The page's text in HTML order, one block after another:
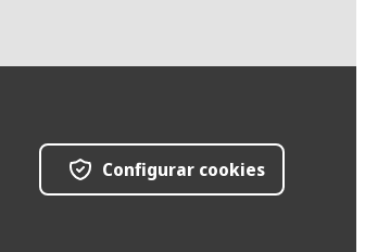
Configurar cookies